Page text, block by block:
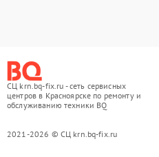
СЦ krn.bq-fix.ru - сеть сервисных
центров в Красноярске по ремонту и
обслуживанию техники BQ
2021-2026 © СЦ krn.bq-fix.ru